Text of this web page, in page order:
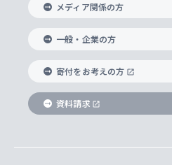
国際教養学部
理工学部
Futures） – 持続可能
実践宗教学研究科
総合人間科学研究科
生涯学習
ヨーロッパ研究所
アジア文化研究所
アメリカ・カナダ研究所
障がいのある学生への
就職（内定先）・進路
企業の採用ご担当者様
ノンディグリー生
Sophia Short-term
学費・奨学金
学部入学前に出願する
ソフィア・アーカイブ
上智大学とカトリック
国連Weeks・アフリカ
ダイバーシティ＆サス
学校法人上智学院につ
数字で見る上智大学
上智大学のネットワーク
上智大学の出版物
メディア関係の方
一般・企業の方
寄付をお考えの方
資料請求